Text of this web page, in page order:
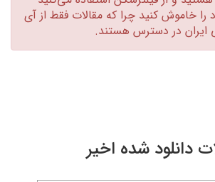
خاموش کنید چرا که مقالات فقط از آی
در دسترس هستند.‏
دانلود شده اخیر